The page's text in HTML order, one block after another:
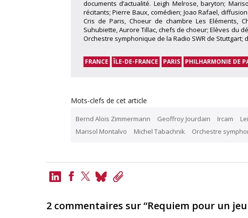
documents d’actualité. Leigh Melrose, baryton;
récitants; Pierre Baux, comédien; Joao Rafael,
Cris de Paris, Choeur de chambre Les Eléments,
Suhubiette, Aurore Tillac, chefs de choeur; Elèves du
Orchestre symphonique de la Radio SWR de Stuttgart;
FRANCE ÎLE-DE-FRANCE PARIS PHILHARMONIE DE
Mots-clefs de cet article
Bernd Alois Zimmermann Geoffroy Jourdain Ircam
Marisol Montalvo
Michel Tabachnik Orchestre
LinkedIn
BlueskyCopy
2 commentaires sur “Requiem pour un